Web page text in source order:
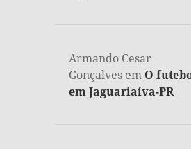
Armando Cesar
Gonçalves em O
em Jaguariaíva-PR